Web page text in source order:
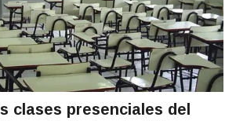
clases presenciales del